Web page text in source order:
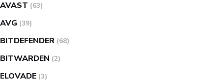
AVAST (63)
AVG (39)
BITDEFENDER (68)
BITWARDEN (2)
ELOVADE (3)